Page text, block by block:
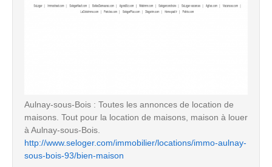
Aulnay-sous-Bois : Toutes les annonces de location de
maisons. Tout pour la location de maisons, maison à louer
à Aulnay-sous-Bois.
http://www.seloger.com/immobilier/locations/immo-aulnay-
sous-bois-93/bien-maison